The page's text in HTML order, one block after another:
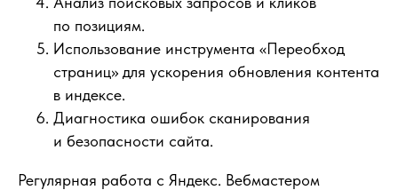
по позициям.
Использование инструмента «Переобход
страниц» для ускорения обновления контента
в индексе.
Диагностика ошибок сканирования
и безопасности сайта.
Регулярная работа с Яндекс. Вебмастером